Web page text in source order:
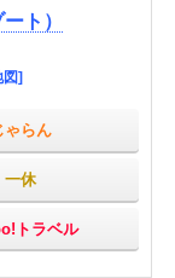
ト）
図]
ゃらん
一休
トラベル